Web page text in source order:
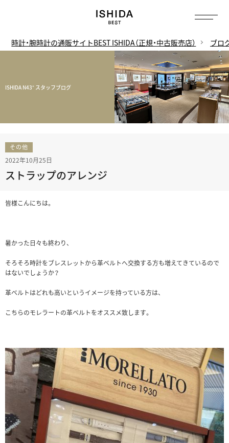
時計・腕時計の通販サイトBEST ISHIDA（正規・中古販売店） ブロ
ISHIDA N43° スタッフブログ
その他
2022年10月25日
ストラップのアレンジ
皆様こんにちは。
暑かった日々も終わり、
そろそろ時計をブレスレットから革ベルトへ交換する方も増えてきているので
はないでしょうか？
革ベルトはどれも高いというイメージを持っている方は、
こちらのモレラートの革ベルトをオススメ致します。